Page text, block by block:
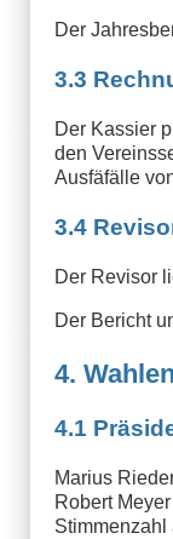
Der
3.3
Der Kassier
den
Ausfäfälle
3.4
Der Revisor
Der Bericht
4. Wahlen
4.1
Marius
Robert
Stimmenzahl